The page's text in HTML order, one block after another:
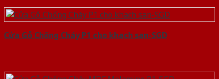
Cửa Gỗ Chống Cháy P1 cho khach san-SGD